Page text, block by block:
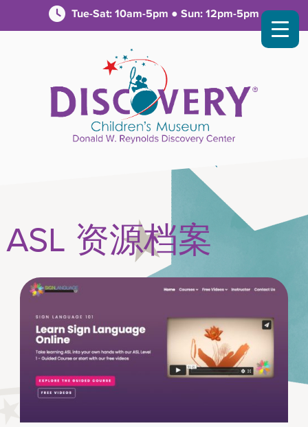
Tue-Sat: 10am-5pm ● Sun: 12pm-5pm
ASL 资源档案